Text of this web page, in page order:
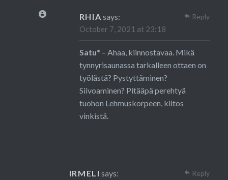
RHIA says:
October 7, 2021 at 23:18
Satu* – Ahaa, kiinnostavaa. Mikä
tynnyrisaunassa tarkalleen ottaen on
työlästä? Pystyttäminen?
Siivoaminen? Pitääpä perehtyä
tuohon Lehmuskorpeen, kiitos
vinkistä.
Reply
IRMELI says: Reply